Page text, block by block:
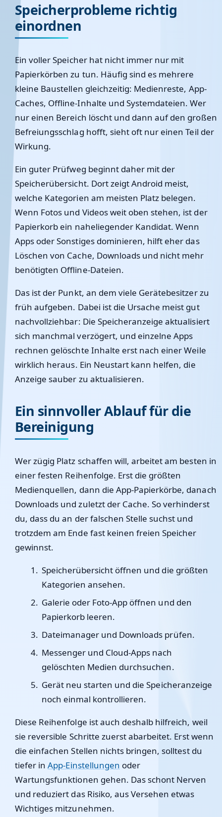
Speicherprobleme richtig
einordnen
Ein voller Speicher hat nicht immer nur mit
Papierkörben zu tun. Häufig sind es mehrere
kleine Baustellen gleichzeitig: Medienreste, App-
Caches, Offline-Inhalte und Systemdateien. Wer
nur einen Bereich löscht und dann auf den großen
Befreiungsschlag hofft, sieht oft nur einen Teil der
Wirkung.
Ein guter Prüfweg beginnt daher mit der
Speicherübersicht. Dort zeigt Android meist,
welche Kategorien am meisten Platz belegen.
Wenn Fotos und Videos weit oben stehen, ist der
Papierkorb ein naheliegender Kandidat. Wenn
Apps oder Sonstiges dominieren, hilft eher das
Löschen von Cache, Downloads und nicht mehr
benötigten Offline-Dateien.
Das ist der Punkt, an dem viele Gerätebesitzer zu
früh aufgeben. Dabei ist die Ursache meist gut
nachvollziehbar: Die Speicheranzeige aktualisiert
sich manchmal verzögert, und einzelne Apps
rechnen gelöschte Inhalte erst nach einer Weile
wirklich heraus. Ein Neustart kann helfen, die
Anzeige sauber zu aktualisieren.
Ein sinnvoller Ablauf für die
Bereinigung
Wer zügig Platz schaffen will, arbeitet am besten in
einer festen Reihenfolge. Erst die größten
Medienquellen, dann die App-Papierkörbe, danach
Downloads und zuletzt der Cache. So verhinderst
du, dass du an der falschen Stelle suchst und
trotzdem am Ende fast keinen freien Speicher
gewinnst.
Speicherübersicht öffnen und die größten
Kategorien ansehen.
Galerie oder Foto-App öffnen und den
Papierkorb leeren.
Dateimanager und Downloads prüfen.
Messenger und Cloud-Apps nach
gelöschten Medien durchsuchen.
Gerät neu starten und die Speicheranzeige
noch einmal kontrollieren.
Diese Reihenfolge ist auch deshalb hilfreich, weil
sie reversible Schritte zuerst abarbeitet. Erst wenn
die einfachen Stellen nichts bringen, solltest du
tiefer inApp-Einstellungen oder
Wartungsfunktionen gehen. Das schont Nerven
und reduziert das Risiko, aus Versehen etwas
Wichtiges mitzunehmen.